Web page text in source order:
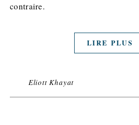
contraire.
LIRE PLUS
Eliott Khayat